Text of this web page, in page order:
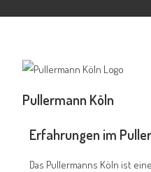
Pullermann Köln
Erfahrungen im
Das Pullermanns Köln ist